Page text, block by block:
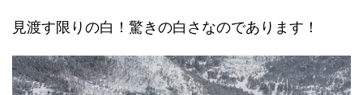
見渡す限りの白！驚きの白さなのであります！